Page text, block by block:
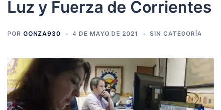
Luz y Fuerza de Corrientes
POR GONZA930 4 DE MAYO DE 2021 SIN CATEGORÍA